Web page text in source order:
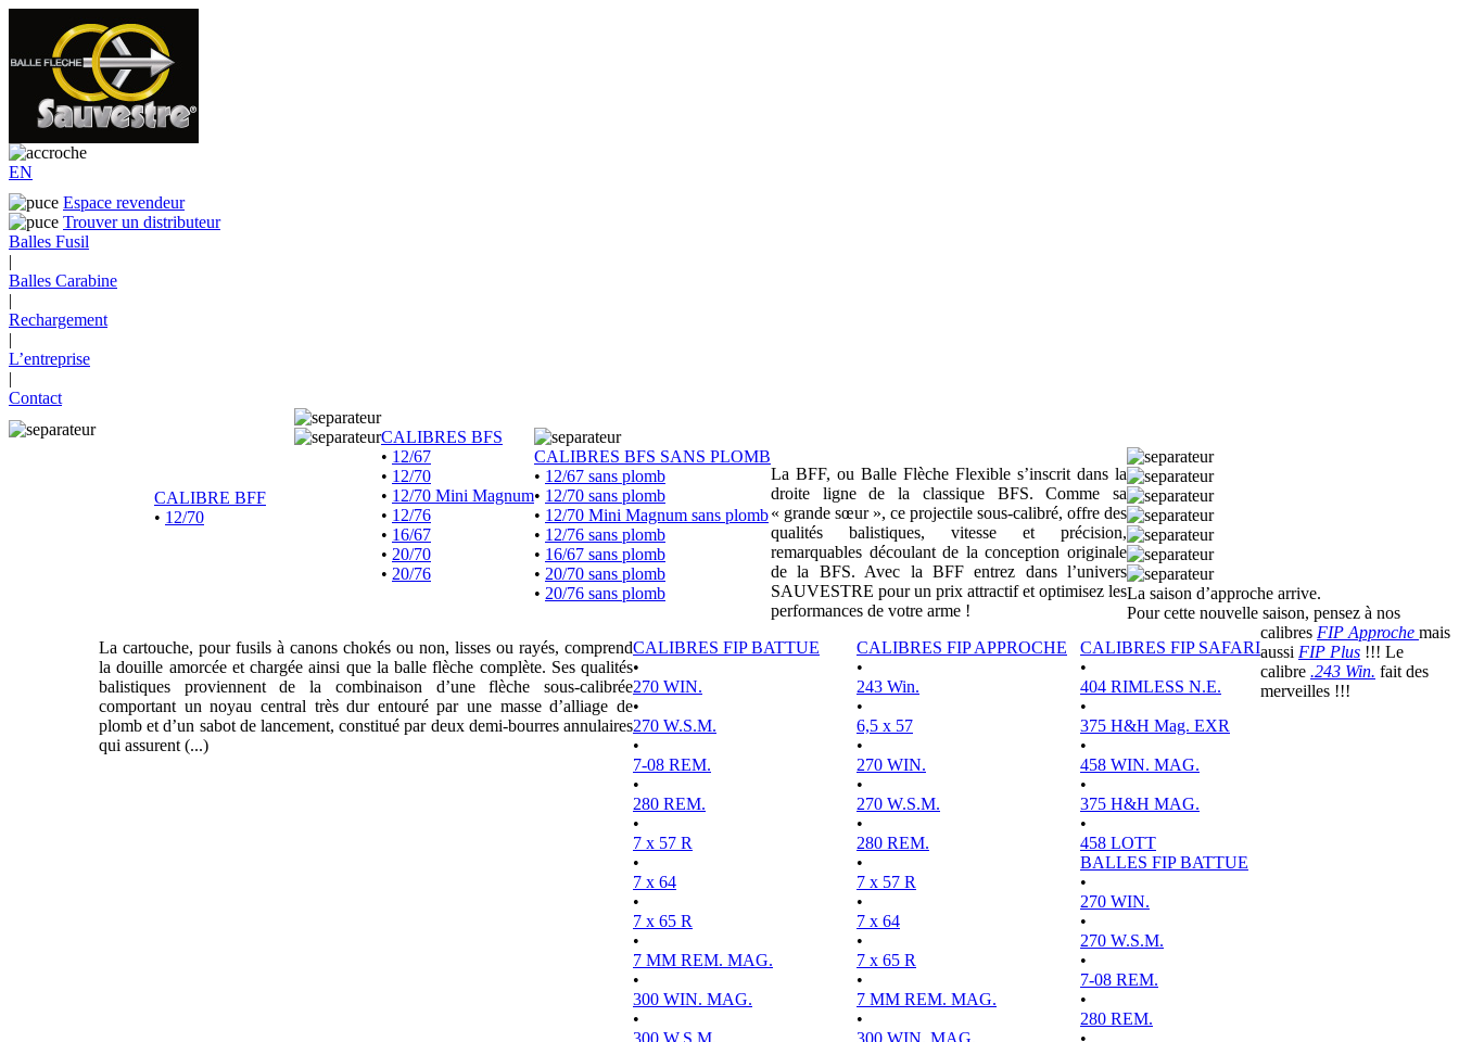
EN
Espace revendeur
Trouver un distributeur
Balles Fusil
|
Balles Carabine
|
Rechargement
|
L’entreprise
|
Contact
CALIBRE BFF
• 12/70
CALIBRES BFS
• 12/67
• 12/70
• 12/70 Mini Magnum
• 12/76
• 16/67
• 20/70
• 20/76
CALIBRES BFS SANS PLOMB
• 12/67 sans plomb
• 12/70 sans plomb
• 12/70 Mini Magnum sans plomb
• 12/76 sans plomb
• 16/67 sans plomb
• 20/70 sans plomb
• 20/76 sans plomb
La BFF, ou Balle Flèche Flexible s’inscrit dans la
droite ligne de la classique BFS. Comme sa
« grande sœur », ce projectile sous-calibré, offre des
qualités balistiques, vitesse et précision,
remarquables découlant de la conception originale
de la BFS. Avec la BFF entrez dans l’univers
SAUVESTRE pour un prix attractif et optimisez les
performances de votre arme !
La cartouche, pour fusils à canons chokés ou non, lisses ou rayés, comprend
la douille amorcée et chargée ainsi que la balle flèche complète. Ses qualités
balistiques proviennent de la combinaison d’une flèche sous-calibrée
comportant un noyau central très dur entouré par une masse d’alliage de
plomb et d’un sabot de lancement, constitué par deux demi-bourres annulaires
qui assurent (...)
CALIBRES FIP BATTUE
•
270 WIN.
•
270 W.S.M.
•
7-08 REM.
•
280 REM.
•
7 x 57 R
•
7 x 64
•
7 x 65 R
•
7 MM REM. MAG.
•
300 WIN. MAG.
•
300 W.S.M.
CALIBRES FIP APPROCHE
•
243 Win.
•
6,5 x 57
•
270 WIN.
•
270 W.S.M.
•
280 REM.
•
7 x 57 R
•
7 x 64
•
7 x 65 R
•
7 MM REM. MAG.
•
300 WIN. MAG.
CALIBRES FIP SAFARI
•
404 RIMLESS N.E.
•
375 H&H Mag. EXR
•
458 WIN. MAG.
•
375 H&H MAG.
•
458 LOTT
BALLES FIP BATTUE
•
270 WIN.
•
270 W.S.M.
•
7-08 REM.
•
280 REM.
•
La saison d’approche arrive.
Pour cette nouvelle saison, pensez à nos
calibres FIP Approche mais
aussi FIP Plus !!! Le
calibre .243 Win. fait des
merveilles !!!